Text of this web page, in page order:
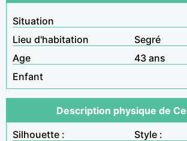
Situation
Lieu d'habitation
Segré
Age
43 ans
Enfant
Description physique de
Silhouette :
Style :